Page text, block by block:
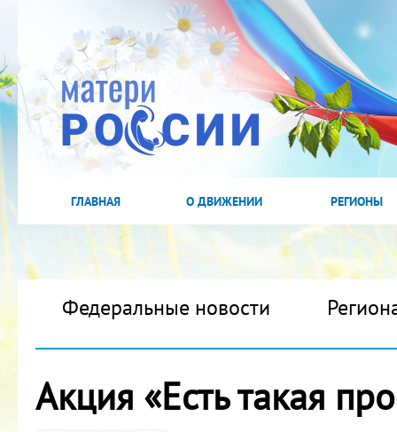
ГЛАВНАЯ О ДВИЖЕНИИ РЕГИОНЫ
Федеральные новости
Акция «Есть такая